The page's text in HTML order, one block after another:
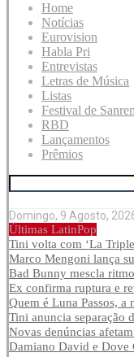
Home
Notícias
Eurovision
Habla Pri
Entrevistas
Letras de Música
Listas
Festival de
RBD
Lançamentos
Prêmios
Domingo, 9 Agosto,
Últimas LatinPop
Tini volta com ‘La
Marco Mengoni lança
Bad Bunny mescla
Ex confirma ruptura e
Quem é Luna Passos,
Tini anuncia separação
Novas denúncias
Damiano David e Dove